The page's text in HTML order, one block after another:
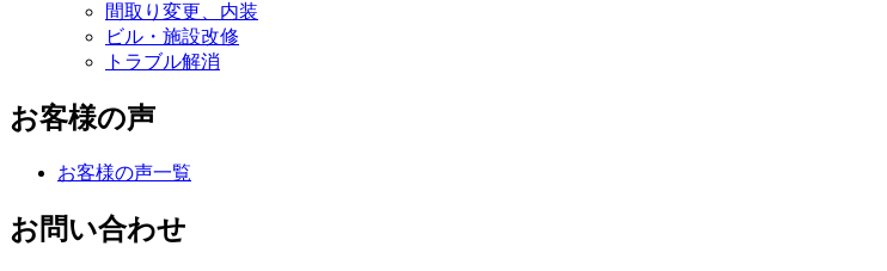
間取り変更、内装
ビル・施設改修
トラブル解消
お客様の声
お客様の声一覧
お問い合わせ